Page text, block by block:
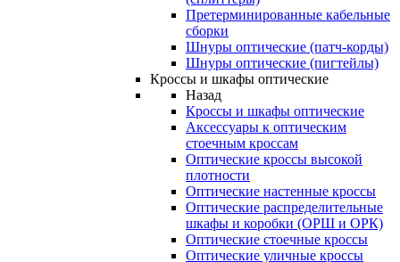
Претерминированные кабельные
сборки
Шнуры оптические (патч-корды)
Шнуры оптические (пигтейлы)
Кроссы и шкафы оптические
Назад
Кроссы и шкафы оптические
Аксессуары к оптическим
стоечным кроссам
Оптические кроссы высокой
плотности
Оптические настенные кроссы
Оптические распределительные
шкафы и коробки (ОРШ и ОРК)
Оптические стоечные кроссы
Оптические уличные кроссы